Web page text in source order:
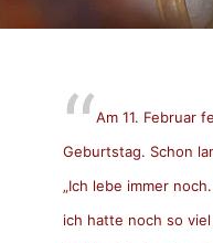
Am 11. Februar
Geburtstag. Schon
„Ich lebe immer
ich hatte noch so